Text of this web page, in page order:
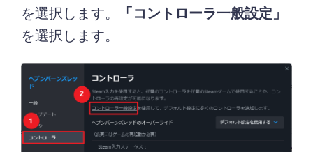
を選択します。
「コントローラ一般設定」
を選択します。